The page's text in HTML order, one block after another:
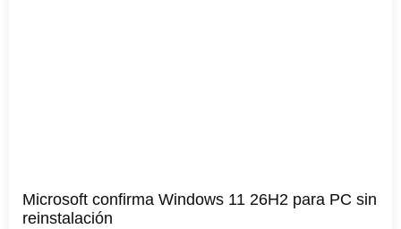
Microsoft confirma Windows 11 26H2 para PC sin
reinstalación